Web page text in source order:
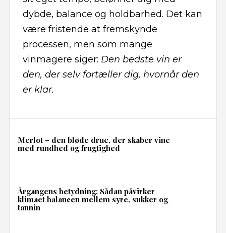
dybde, balance og holdbarhed. Det kan
være fristende at fremskynde
processen, men som mange
vinmagere siger: Den bedste vin er
den, der selv fortæller dig, hvornår den
er klar.
Merlot – den bløde drue, der skaber vine
med rundhed og frugtighed
Årgangens betydning: Sådan påvirker
klimaet balancen mellem syre, sukker og
tannin